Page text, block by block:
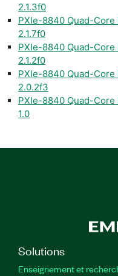
2.1.3f0
PXIe-8840 Quad-
2.1.7f0
PXIe-8840 Quad-
2.1.2f0
PXIe-8840 Quad-
2.0.2f3
PXIe-8840 Quad-
1.0
Solutions
Enseignement et